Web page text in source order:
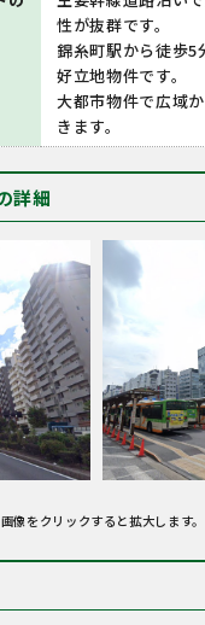
性が抜群です。
錦糸町駅から徒歩5
好立地物件です。
大都市物件で広域
きます。
詳細
像をクリックすると拡大します。